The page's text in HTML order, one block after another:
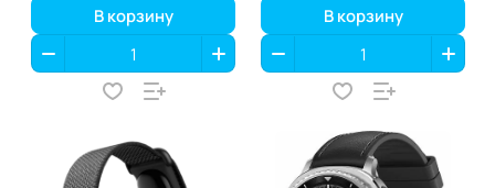
В корзину В корзину